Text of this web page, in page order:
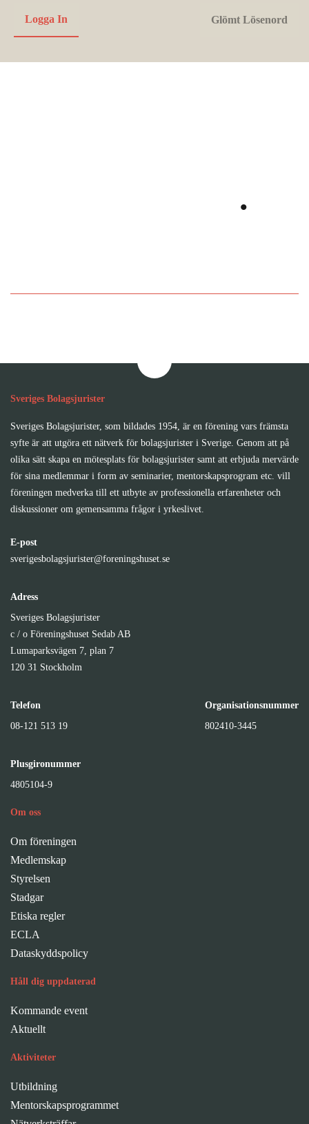
.
Sveriges Bolagsjurister
Sveriges Bolagsjurister, som bildades 1954, är en förening vars främsta
syfte är att utgöra ett nätverk för bolagsjurister i Sverige. Genom att på
olika sätt skapa en mötesplats för bolagsjurister samt att erbjuda mervärde
för sina medlemmar i form av seminarier, mentorskapsprogram etc. vill
föreningen medverka till ett utbyte av professionella erfarenheter och
diskussioner om gemensamma frågor i yrkeslivet.
E-post
sverigesbolagsjurister@foreningshuset.se
Adress
Sveriges Bolagsjurister
c / o Föreningshuset Sedab AB
Lumaparksvägen 7, plan 7
120 31 Stockholm
Telefon
08-121 513 19
Organisationsnummer
802410-3445
Plusgironummer
4805104-9
Om oss
Om föreningen
Medlemskap
Styrelsen
Stadgar
Etiska regler
ECLA
Dataskyddspolicy
Håll dig uppdaterad
Kommande event
Aktuellt
Aktiviteter
Utbildning
Mentorskapsprogrammet